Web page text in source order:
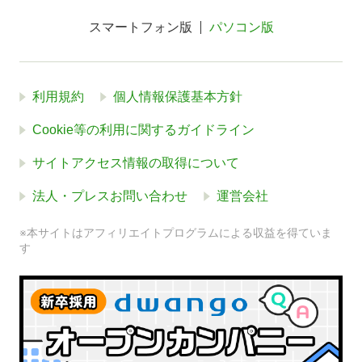
スマートフォン版 パソコン版
利用規約 個人情報保護基本方針
Cookie等の利用に関するガイドライン
サイトアクセス情報の取得について
法人・プレスお問い合わせ 運営会社
※本サイトはアフィリエイトプログラムによる収益を得ていま
す